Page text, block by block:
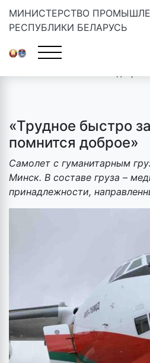
МИНИСТЕРСТВО
РЕСПУБЛИКИ БЕЛАРУСЬ
Главная»Новости
«Трудное
«Трудное быстро
помнится доброе»
Самолет с гуманитарным
Минск. В составе груза –
принадлежности,